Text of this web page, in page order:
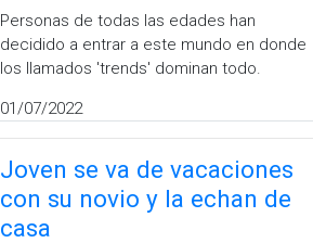
Personas de todas las edades han
decidido a entrar a este mundo en donde
los llamados 'trends' dominan todo.
01/07/2022
Joven se va de vacaciones
con su novio y la echan de
casa